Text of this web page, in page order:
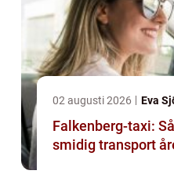
02 augusti 2026 Eva
Falkenberg-taxi:
smidig transport